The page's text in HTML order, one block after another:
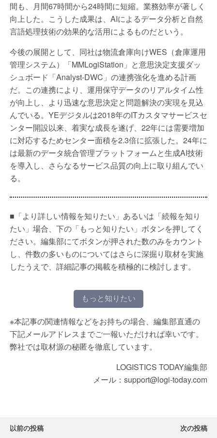
間も、月間67時間から24時間に短縮。業務効率が著しく
向上した。こうした成果は、AIによるデータ分析と自然
言語処理技術の効果的な活用によるものだという。
今後の展開として、同社は物流倉庫向けWES（倉庫運用
管理システム）「MMLogiStation」と意思決定支援ダッ
シュボード「Analyst-DWC」の連携強化を進める計画
だ。この連携により、運用保守データのリアルタイム性
が向上し、より迅速な意思決定と問題解決の実現を見込
んでいる。YEデジタルは2018年のITカスタマサービスセ
ンター開設以来、着実な成長を遂げ、22年には需要増加
に対応するためセンター面積を2.3倍に拡張した。24年に
は最新のデータ統合管理プラットフォームと生成AI技術
を導入し、さらなるサービス品質の向上に取り組んでい
る。
■「より詳しい情報を知りたい」あるいは「続報を知り
たい」場合、下の「もっと知りたい」ボタンを押してく
ださい。編集部にてボタンが押された数のみをカウント
し、件数の多いものについてはさらに深掘り取材を実施
したうえで、詳細記事の掲載を積極的に検討します。
もっと知りたい
※本記事の関連情報などをお持ちの場合、編集部直通の
下記メールアドレスまでご一報いただければ幸いです。
弊社では取材源の秘匿を徹底しています。
LOGISTICS TODAY編集部
メール：support@logi-today.com
以前の投稿 次の投稿